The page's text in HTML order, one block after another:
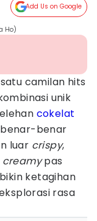
Add Us on Google
Ho)
camilan hits
unik
cokelat
benar
luar crispy,
creamypas
ketagihan
rasa